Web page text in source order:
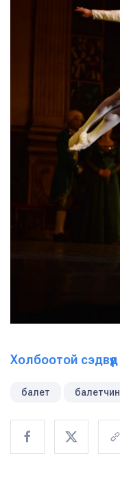
Холбоотой сэдвүүд
балет балетчин